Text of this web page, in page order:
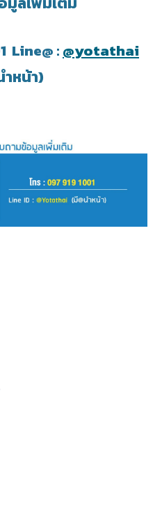
Line@ :@yotathai
ำหน้า)